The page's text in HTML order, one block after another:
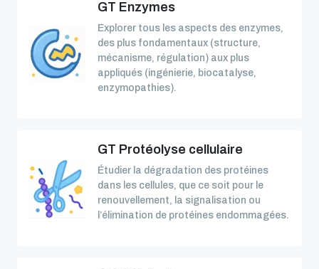
GT Enzymes
Explorer tous les aspects des enzymes,
des plus fondamentaux (structure,
mécanisme, régulation) aux plus
appliqués (ingénierie, biocatalyse,
enzymopathies).
GT Protéolyse cellulaire
Étudier la dégradation des protéines
dans les cellules, que ce soit pour le
renouvellement, la signalisation ou
l’élimination de protéines endommagées.